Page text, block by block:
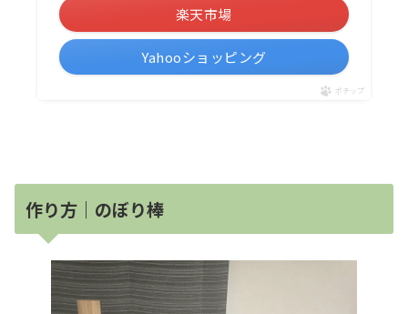
楽天市場
Yahooショッピング
ポチップ
作り方｜のぼり棒